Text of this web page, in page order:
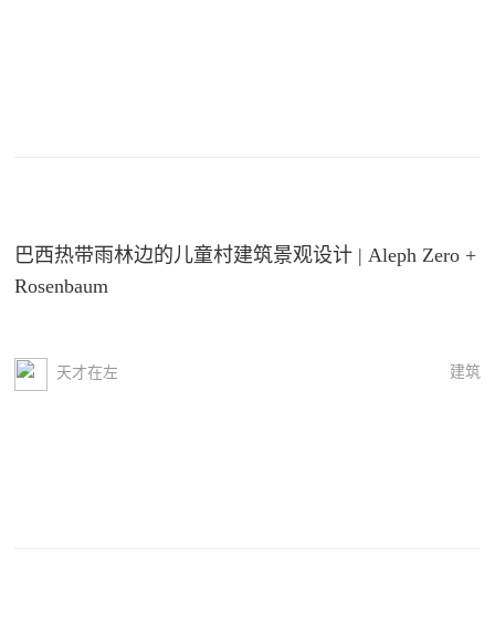
巴西热带雨林边的儿童村建筑景观设计 | Aleph Zero +
Rosenbaum
天才在左 建筑